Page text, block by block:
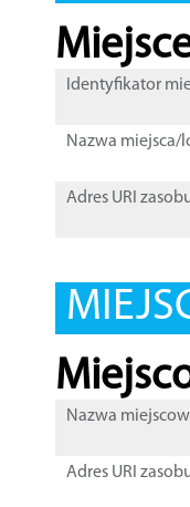
Identyfikator
Nazwa miejsca/
Adres URI
Nazwa
Adres URI